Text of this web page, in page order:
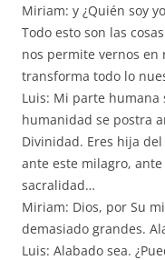
Miriam: y ¿Quién soy
Todo esto son las
nos permite vernos en
transforma todo lo
Luis: Mi parte
humanidad se postra
Divinidad. Eres hija
ante este milagro,
sacralidad…
Miriam: Dios, por Su
demasiado grandes.
Luis: Alabado sea.